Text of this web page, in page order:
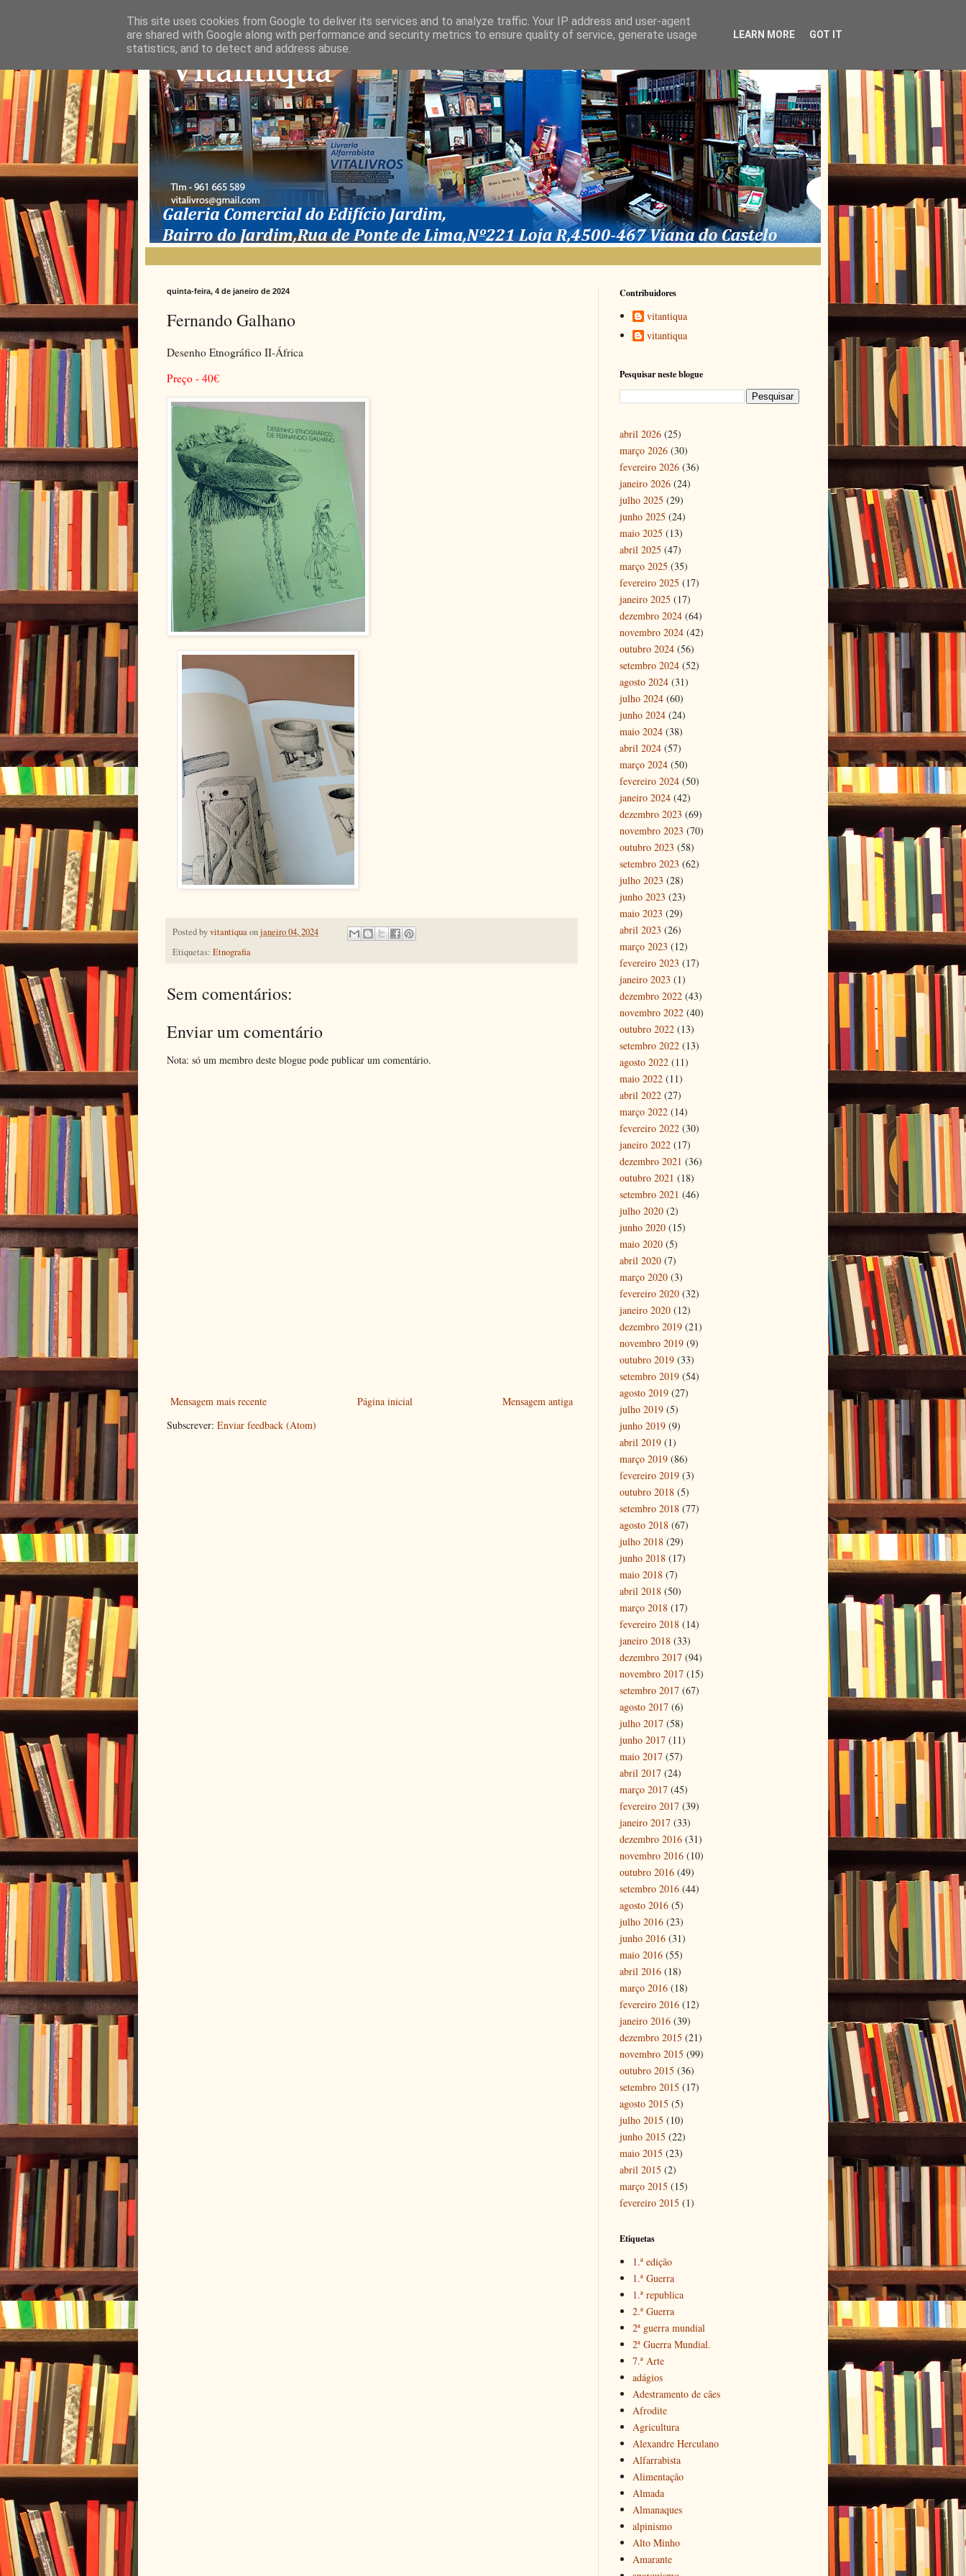
quinta-feira, 4 de janeiro de 2024
Fernando Galhano
Desenho Etnográfico II-África
Preço - 40€
Posted byvitantiquaonjaneiro 04, 2024
Etiquetas: Etnografia
Sem comentários:
Enviar um comentário
Nota: só um membro deste blogue pode publicar um comentário.
Mensagem mais recente Mensagem antiga
Página inicial
Subscrever: Enviar feedback (Atom)
Contribuidores
vitantiqua
vitantiqua
Pesquisar neste blogue
abril 2026 (25)
março 2026 (30)
fevereiro 2026 (36)
janeiro 2026 (24)
julho 2025 (29)
junho 2025 (24)
maio 2025 (13)
abril 2025 (47)
março 2025 (35)
fevereiro 2025 (17)
janeiro 2025 (17)
dezembro 2024 (64)
novembro 2024 (42)
outubro 2024 (56)
setembro 2024 (52)
agosto 2024 (31)
julho 2024 (60)
junho 2024 (24)
maio 2024 (38)
abril 2024 (57)
março 2024 (50)
fevereiro 2024 (50)
janeiro 2024 (42)
dezembro 2023 (69)
novembro 2023 (70)
outubro 2023 (58)
setembro 2023 (62)
julho 2023 (28)
junho 2023 (23)
maio 2023 (29)
abril 2023 (26)
março 2023 (12)
fevereiro 2023 (17)
janeiro 2023 (1)
dezembro 2022 (43)
novembro 2022 (40)
outubro 2022 (13)
setembro 2022 (13)
agosto 2022 (11)
maio 2022 (11)
abril 2022 (27)
março 2022 (14)
fevereiro 2022 (30)
janeiro 2022 (17)
dezembro 2021 (36)
outubro 2021 (18)
setembro 2021 (46)
julho 2020 (2)
junho 2020 (15)
maio 2020 (5)
abril 2020 (7)
março 2020 (3)
fevereiro 2020 (32)
janeiro 2020 (12)
dezembro 2019 (21)
novembro 2019 (9)
outubro 2019 (33)
setembro 2019 (54)
agosto 2019 (27)
julho 2019 (5)
junho 2019 (9)
abril 2019 (1)
março 2019 (86)
fevereiro 2019 (3)
outubro 2018 (5)
setembro 2018 (77)
agosto 2018 (67)
julho 2018 (29)
junho 2018 (17)
maio 2018 (7)
abril 2018 (50)
março 2018 (17)
fevereiro 2018 (14)
janeiro 2018 (33)
dezembro 2017 (94)
novembro 2017 (15)
setembro 2017 (67)
agosto 2017 (6)
julho 2017 (58)
junho 2017 (11)
maio 2017 (57)
abril 2017 (24)
março 2017 (45)
fevereiro 2017 (39)
janeiro 2017 (33)
dezembro 2016 (31)
novembro 2016 (10)
outubro 2016 (49)
setembro 2016 (44)
agosto 2016 (5)
julho 2016 (23)
junho 2016 (31)
maio 2016 (55)
abril 2016 (18)
março 2016 (18)
fevereiro 2016 (12)
janeiro 2016 (39)
dezembro 2015 (21)
novembro 2015 (99)
outubro 2015 (36)
setembro 2015 (17)
agosto 2015 (5)
julho 2015 (10)
junho 2015 (22)
maio 2015 (23)
abril 2015 (2)
março 2015 (15)
fevereiro 2015 (1)
Etiquetas
1.ª edição
1.ª Guerra
1.ª republica
2.ª Guerra
2ª guerra mundial
2ª Guerra Mundial.
7.ª Arte
adágios
Adestramento de cães
Afrodite
Agricultura
Alexandre Herculano
Alfarrabista
Alimentação
Almada
Almanaques
alpinismo
Alto Minho
Amarante
This site uses cookies from Google to deliver its services and to analyze traffic. Your IP address and user-agent
are shared with Google along with performance and security metrics to ensure quality of service, generate usage
statistics, and to detect and address abuse.
LEARN MORE GOT IT